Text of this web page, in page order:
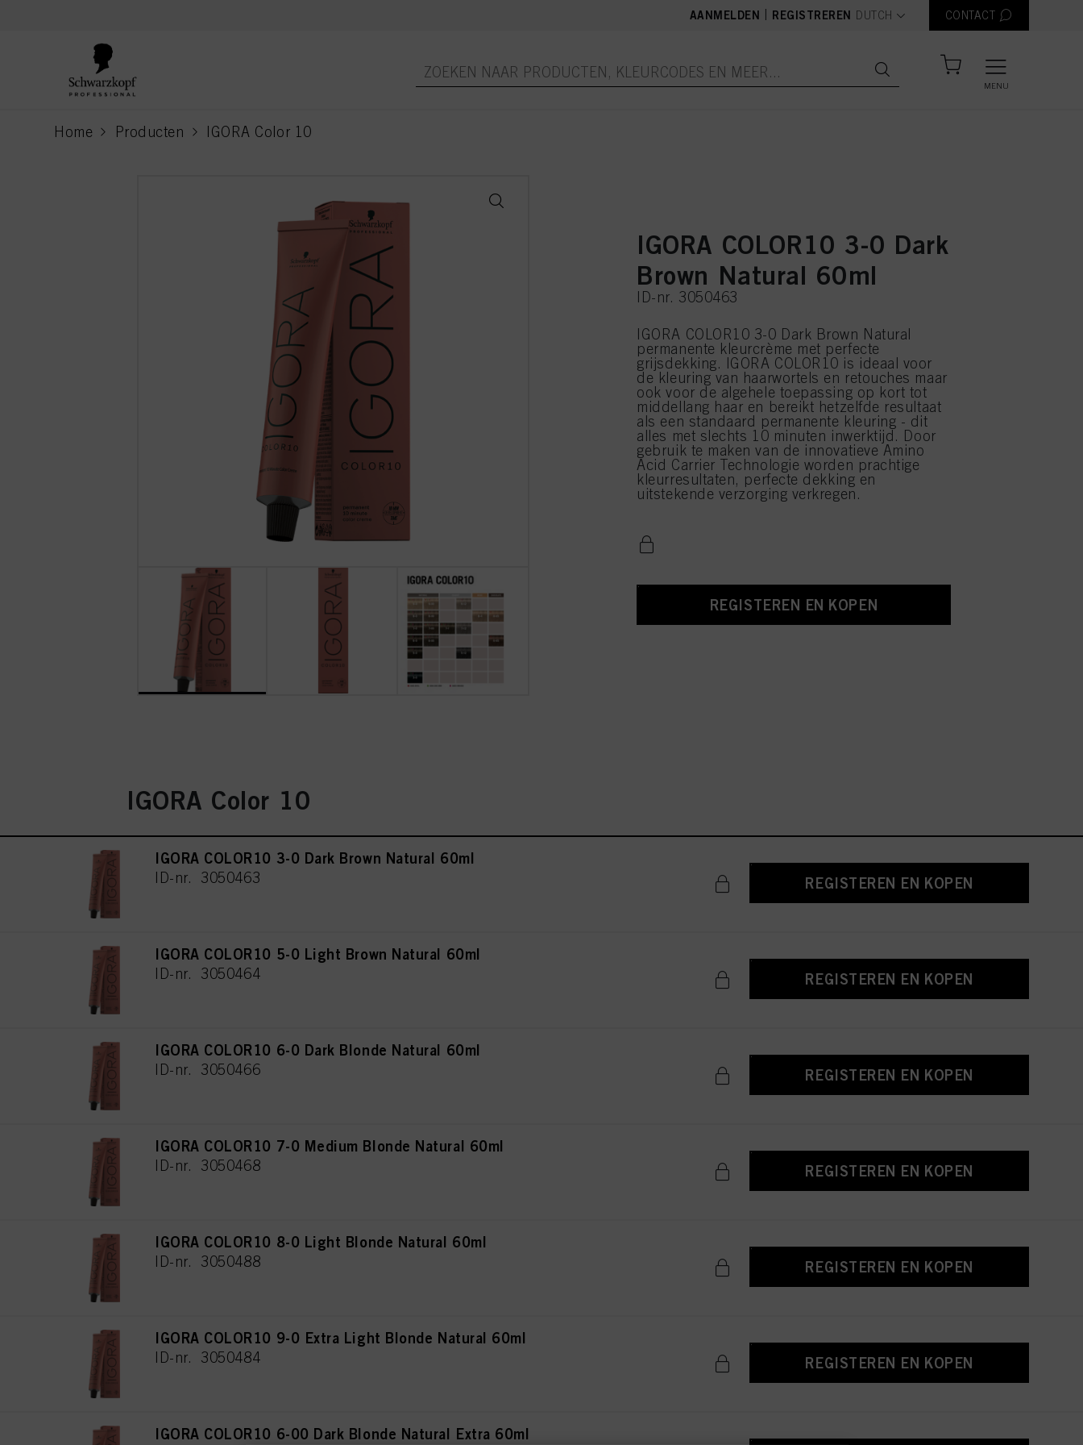
AANMELDEN REGISTREREN text.language
DUTCH CONTACT
MENU
Home Producten IGORA Color 10
current page
IGORA COLOR10 3-0 Dark
Brown Natural 60ml
ID-nr. 3050463
IGORA COLOR10 3-0 Dark Brown Natural
permanente kleurcrème met perfecte
grijsdekking. IGORA COLOR10 is ideaal voor
de kleuring van haarwortels en retouches maar
ook voor de algehele toepassing op kort tot
middellang haar en bereikt hetzelfde resultaat
als een standaard permanente kleuring - dit
alles met slechts 10 minuten inwerktijd. Door
gebruik te maken van de innovatieve Amino
Acid Carrier Technologie worden prachtige
kleurresultaten, perfecte dekking en
uitstekende verzorging verkregen.
REGISTEREN EN KOPEN
IGORA Color 10
IGORA COLOR10 3-0 Dark Brown Natural 60ml
ID-nr. 3050463 REGISTEREN EN KOPEN
IGORA COLOR10 5-0 Light Brown Natural 60ml
ID-nr. 3050464 REGISTEREN EN KOPEN
IGORA COLOR10 6-0 Dark Blonde Natural 60ml
ID-nr. 3050466 REGISTEREN EN KOPEN
IGORA COLOR10 7-0 Medium Blonde Natural 60ml
ID-nr. 3050468 REGISTEREN EN KOPEN
IGORA COLOR10 8-0 Light Blonde Natural 60ml
ID-nr. 3050488 REGISTEREN EN KOPEN
IGORA COLOR10 9-0 Extra Light Blonde Natural 60ml
ID-nr. 3050484 REGISTEREN EN KOPEN
IGORA COLOR10 6-00 Dark Blonde Natural Extra 60ml